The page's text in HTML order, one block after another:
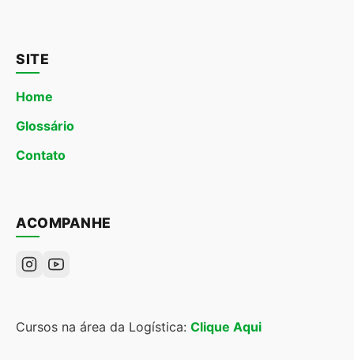
SITE
Home
Glossário
Contato
ACOMPANHE
Cursos na área da Logística: Clique Aqui